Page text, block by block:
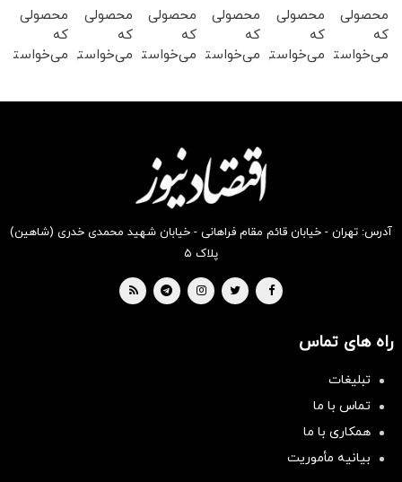
محصولی
که
می‌خواستی
محصولی
که
می‌خواستی
محصولی
که
می‌خواستی
بخر !
محصولی
که
می‌خواستی
بخر !
محصولی
که
می‌خواستی
محصولی
که
می‌خواستی
آدرس: تهران - خیابان قائم مقام فراهانی - خیابان شهید محمدی خدری (شاهین)
پلاک ۵
راه های تماس
تبلیغات
تماس با ما
همکاری با ما
بیانیه مأموریت